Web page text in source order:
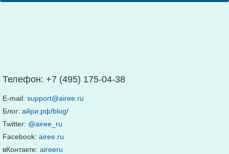
Телефон: +7 (495) 175-04-38
E-mail: support@airee.ru
Блог: айри.рф/blog/
Twitter: @airee_ru
Facebook: airee.ru
вКонтакте: aireeru